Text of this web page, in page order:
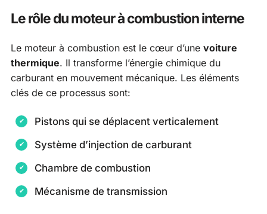
Le rôle du moteur à combustion interne
Le moteur à combustion est le cœur d’une voiture
thermique. Il transforme l’énergie chimique du
carburant en mouvement mécanique. Les éléments
clés de ce processus sont:
Pistons qui se déplacent verticalement
Système d’injection de carburant
Chambre de combustion
Mécanisme de transmission